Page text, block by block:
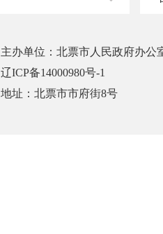
主办单位：北票市人民政府办公
辽ICP备14000980号-1
地址：北票市市府街8号